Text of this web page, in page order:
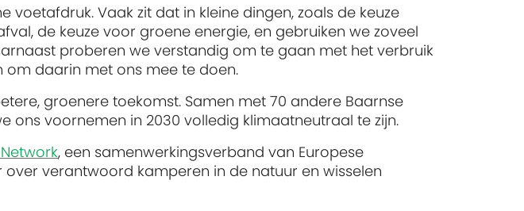
Vaak zit dat in kleine dingen, zoals de keuze
de keuze voor groene energie, en gebruiken we zoveel
proberen we verstandig om te gaan met het verbruik
daarin met ons mee te doen.
groenere toekomst. Samen met 70 andere Baarnse
ons voornemen in 2030 volledig klimaatneutraal te zijn.
, een samenwerkingsverband van Europese
verantwoord kamperen in de natuur en wisselen